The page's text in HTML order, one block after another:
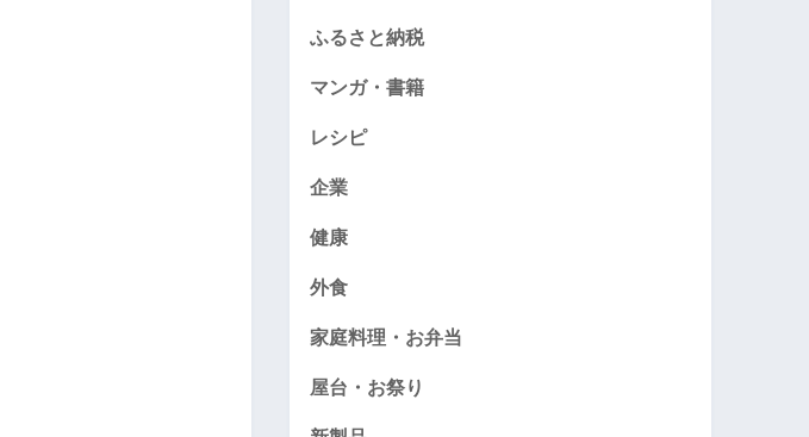
ふるさと納税
マンガ・書籍
レシピ
企業
健康
外食
家庭料理・お弁当
屋台・お祭り